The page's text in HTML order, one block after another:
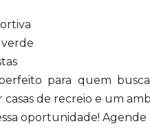
para quem
casas de recreio e um
oportunidade!